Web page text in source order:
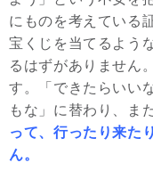
にものを考えている
宝くじを当てるよう
るはずがありません
す。「できたらいい
もな」に替わり、ま
って、行ったり来た
ん。